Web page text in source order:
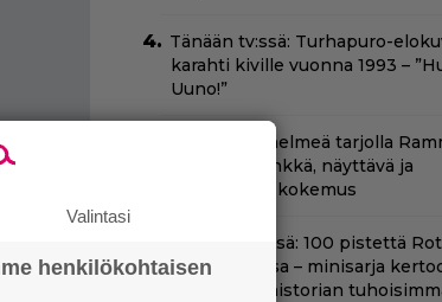
Tänään tv:ssä: Turhapuro-
karahti kiville vuonna 1993 –
Uuno!”
Suoratoistohelmeä tarjolla
faneille – synkkä, näyttävä ja
satumainen kokemus
Nyt Netflixissä: 100 pistettä
Tomatoesissa – minisarja
Britannian historian
Valintasi
henkilökohtaisen